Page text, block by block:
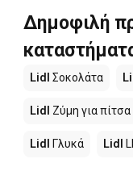
Δημοφιλή
Lidl Σοκολάτα
Lidl Ζύμη για πίτσα
Lidl Γλυκά Lidl